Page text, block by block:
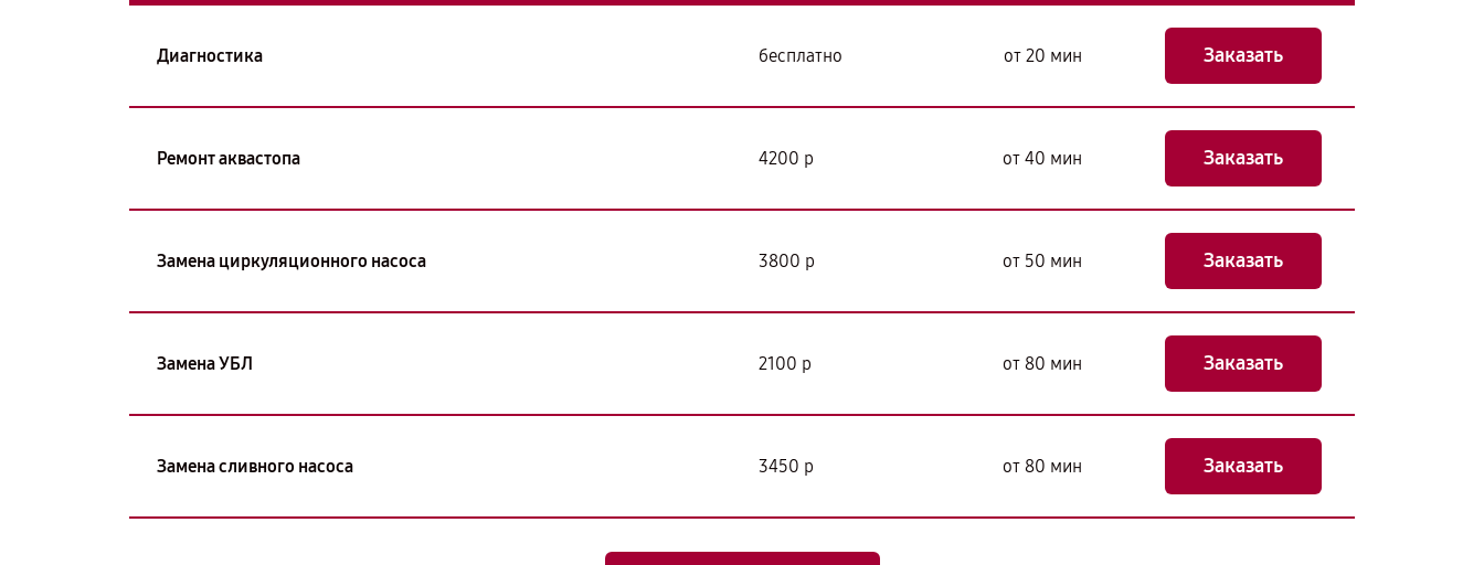
Диагностика бесплатно от 20 мин Заказать
Ремонт аквастопа 4200 р от 40 мин Заказать
Замена циркуляционного насоса 3800 р от 50 мин Заказать
Замена УБЛ 2100 р от 80 мин Заказать
Замена сливного насоса 3450 р от 80 мин Заказать